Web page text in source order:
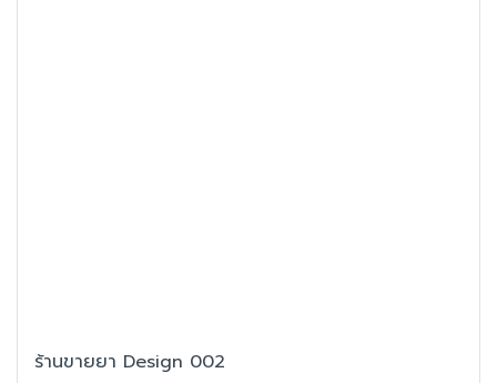
ร้านขายยา Design 002